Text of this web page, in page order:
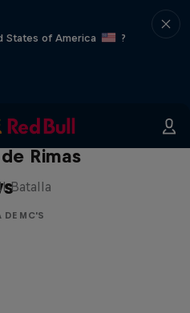
States of America
?
Historia:
Rimas
Batalla
DE MC'S